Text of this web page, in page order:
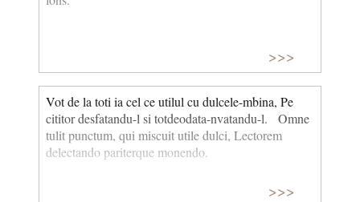
>>>
Vot de la toti ia cel ce utilul cu dulcele-mbina, Pe
cititor desfatandu-l si totdeodata-nvatandu-l. Omne
tulit punctum, qui miscuit utile dulci, Lectorem
delectando pariterque monendo.
>>>